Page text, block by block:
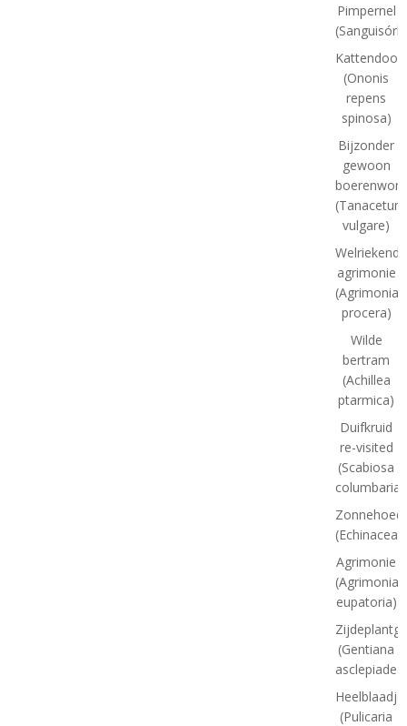
Pimpernel
(Ononis
repens
spinosa)
Bijzonder
gewoon
(Tanacetum
vulgare)
Welriekende
agrimonie
(Agrimonia
procera)
Wilde
bertram
(Achillea
ptarmica)
Duifkruid
re-visited
(Scabiosa
columbaria)
Zonnehoed
(Echinacea)
Agrimonie
(Agrimonia
eupatoria)
(Gentiana
(Pulicaria